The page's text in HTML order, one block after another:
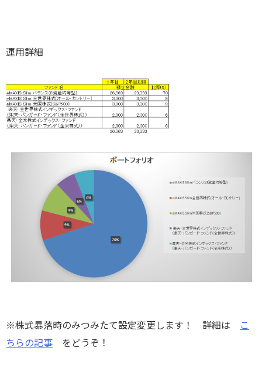
運用詳細
※株式暴落時のみつみたて設定変更します！ 詳細は
こ
ちらの記事 をどうぞ！